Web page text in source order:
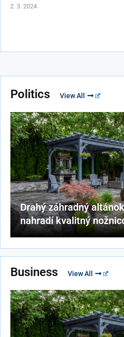
2. 3. 2024
Politics View All
Drahý záhradný
nahradí kvalitný
Business View All